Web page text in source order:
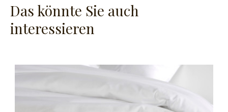
Das könnte Sie auch
interessieren